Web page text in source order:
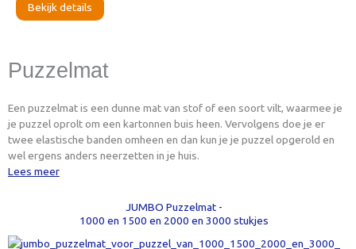
Bekijk details
Puzzelmat
Een puzzelmat is een dunne mat van stof of een soort vilt, waarmee je
je puzzel oprolt om een kartonnen buis heen. Vervolgens doe je er
twee elastische banden omheen en dan kun je je puzzel opgerold en
wel ergens anders neerzetten in je huis.
Lees meer
JUMBO Puzzelmat -
1000 en 1500 en 2000 en 3000 stukjes